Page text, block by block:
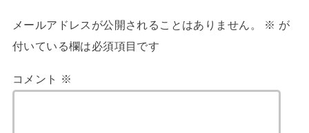
メールアドレスが公開されることはありません。 ※ が
付いている欄は必須項目です
コメント ※